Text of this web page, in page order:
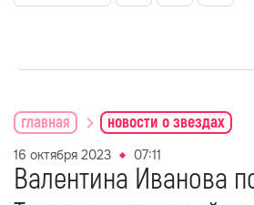
главная новости о звездах
16 октября 2023 07:11
Валентина Иванова